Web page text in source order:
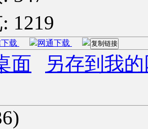
1219
载 网通下载 复制链接
面
另存到我
)